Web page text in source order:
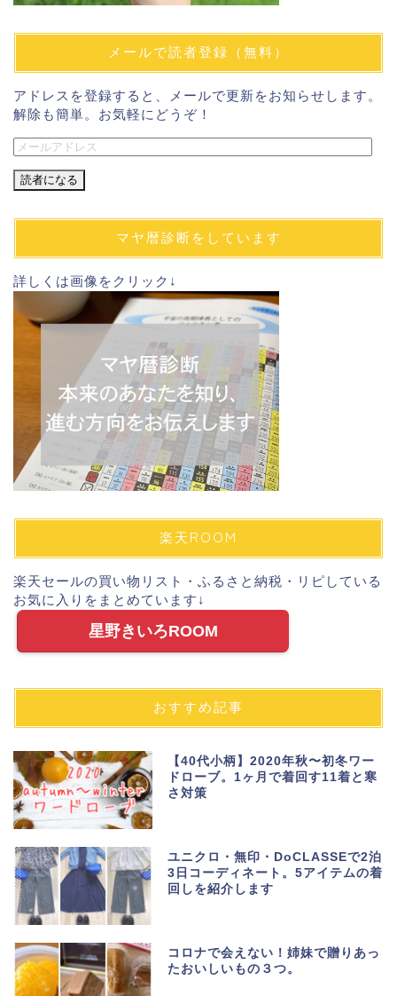
メールで読者登録（無料）
アドレスを登録すると、メールで更新をお知らせします。
解除も簡単。お気軽にどうぞ！
メ
ル
ド
ス
マヤ暦診断をしています
詳しくは画像をクリック↓
楽天ROOM
楽天セールの買い物リスト・ふるさと納税・リピしている
お気に入りをまとめています↓
星野きいろROOM
おすすめ記事
【40代小柄】2020年秋〜初冬ワー
ドローブ。1ヶ月で着回す11着と寒
さ対策
ユニクロ・無印・DoCLASSEで2泊
3日コーディネート。5アイテムの着
回しを紹介します
コロナで会えない！姉妹で贈りあっ
たおいしいもの３つ。